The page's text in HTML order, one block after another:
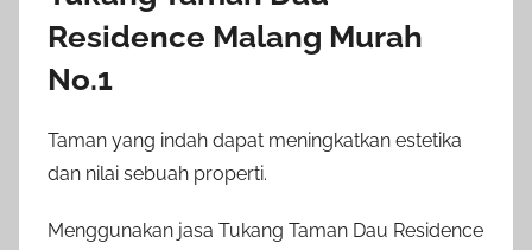
Residence Malang Murah
No.1
Taman yang indah dapat meningkatkan estetika
dan nilai sebuah properti.
Menggunakan jasa Tukang Taman Dau Residence